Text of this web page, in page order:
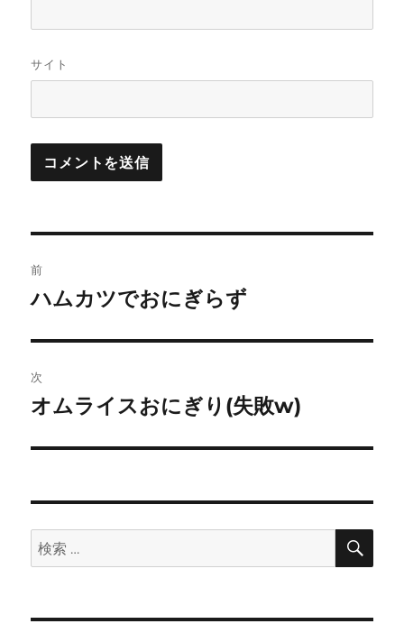
サイト
稿
ビ
ゲ
ー
ン
前
前
投
稿:
ハムカツでおにぎらず
次
次
投
オムライスおにぎり(失敗w)
検
索:
検